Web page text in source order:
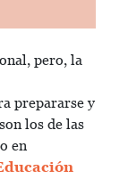
pero, la
prepararse y
los de las
en